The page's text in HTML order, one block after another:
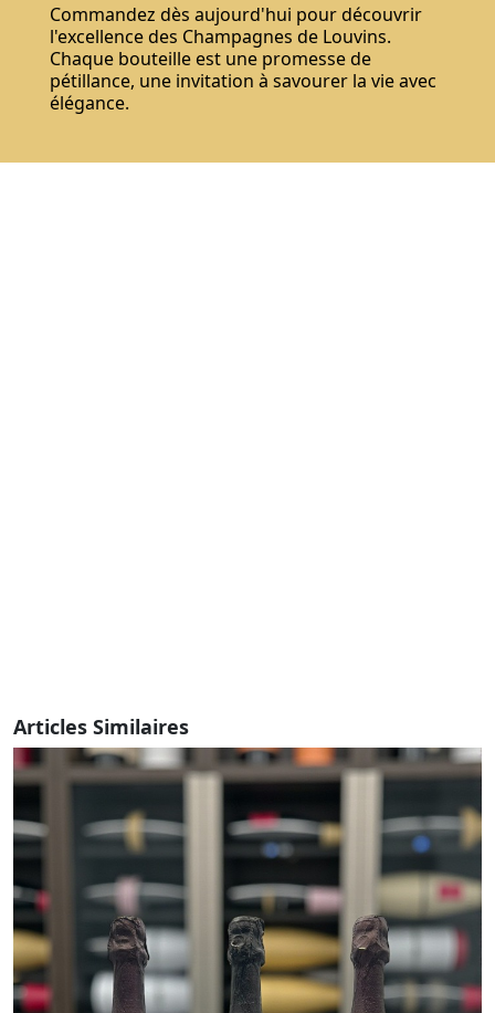
Commandez dès aujourd'hui pour découvrir
l'excellence des Champagnes de Louvins.
Chaque bouteille est une promesse de
pétillance, une invitation à savourer la vie avec
élégance.
Articles Similaires